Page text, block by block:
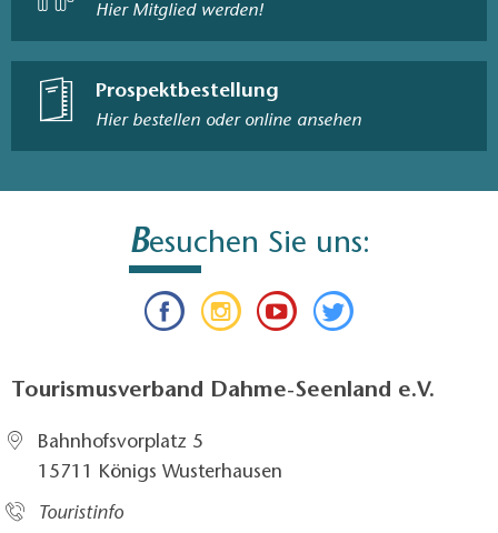
Hier Mitglied werden!
Prospektbestellung
Hier bestellen oder online ansehen
Besuchen Sie uns:
Tourismusverband Dahme-Seenland e.V.
Bahnhofsvorplatz 5​
15711 Königs Wusterhausen
Touristinfo